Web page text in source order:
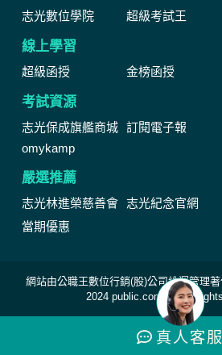
志光數位學院
超級考試王
線上學習
超級函授 金榜函授
考試資源
志光保成旗艦商城 訂閱電子報
omykamp
嚴選推薦
志光林進榮慈善會 志光紀念官網
當期優惠
網站由公職王數位行銷(股)公司維運管理
2024 public.com.tw All
真人客服